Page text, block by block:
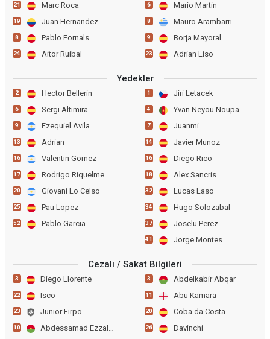
21 Marc Roca
19 Juan Hernandez
8 Pablo Fornals
24 Aitor Ruibal
6 Mario Martin
8 Mauro Arambarri
9 Borja Mayoral
23 Adrian Liso
Yedekler
2 Hector Bellerin
6 Sergi Altimira
9 Ezequiel Avila
13 Adrian
16 Valentin Gomez
17 Rodrigo Riquelme
20 Giovani Lo Celso
25 Pau Lopez
52 Pablo Garcia
1 Jiri Letacek
4 Yvan Neyou Noupa
7 Juanmi
14 Javier Munoz
16 Diego Rico
18 Alex Sancris
32 Lucas Laso
34 Hugo Solozabal
37 Joselu Perez
41 Jorge Montes
Cezalı / Sakat Bilgileri
3 Diego Llorente
22 Isco
23 Junior Firpo
10 Abdessamad Ezzalzouli
3 Abdelkabir Abqar
11 Abu Kamara
20 Coba da Costa
26 Davinchi